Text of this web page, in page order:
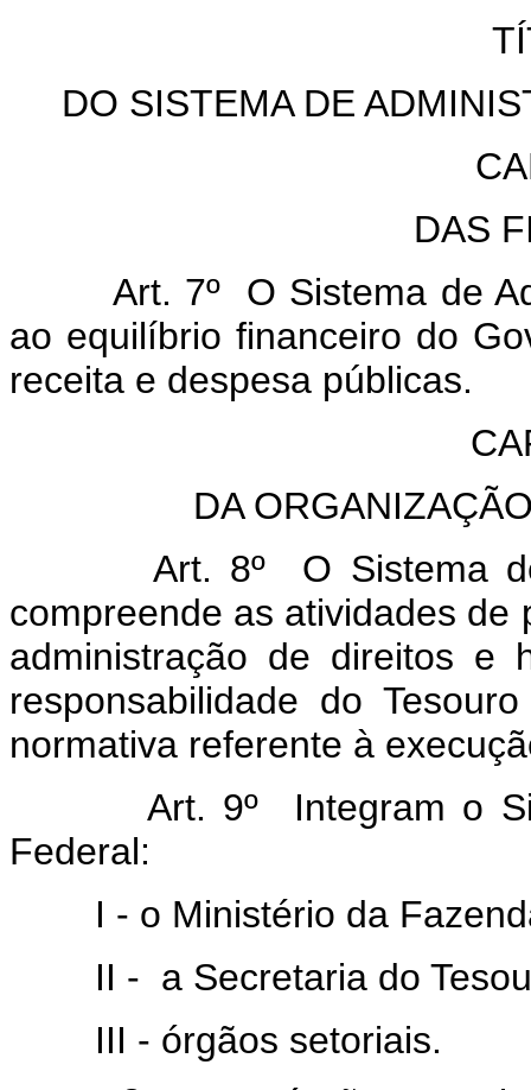
DO SISTEMA DE
DAS
Art. 7º O Sistema de
ao equilíbrio financeiro do
receita e despesa públicas.
DA
Art. 8º O Sistema de
compreende as atividades de
administração de direitos e
responsabilidade do
normativa referente à
Art. 9º Integram o
Federal:
I - o Ministério da
II - a Secretaria do
III - órgãos setoriais.